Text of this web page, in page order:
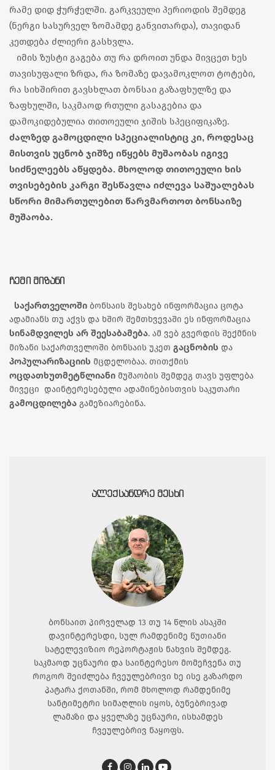
რამე დიდ ჭურჭელში. გარკვეული პერიოდის შემდეგ
(ნერგი სასურველ ზომამდე განვითარდა), თავიდან
კეთდება ძლიერი გასხვლა.
იმის ზუსტი გაგება თუ რა დროით უნდა მივცეთ ხეს
თავისუფალი ზრდა, რა ზომაზე დავამოკლოთ ტოტები,
რა სიხშირით გავსხლათ ბონსაი გაზაფხულზე და
ზაფხულში, საკმაოდ რთული გასაგებია და
დამოკიდებულია თითოეული ჯიშის სპეციფიკაზე.
ძალზედ გამოცდილი სპეციალისტიც კი, როდესაც
მისთვის უცნობ ჯიშზე იწყებს მუშაობას იგივე
სიძნელეებს აწყდება. მხოლოდ თითოეული ხის
თვისებების კარგი შესწავლა იძლევა საშუალებას
სწორი მიმართულებით წარვმართოთ ბონსაიზე
მუშაობა.
ᲩᲔᲛᲘ ᲛᲘᲖᲐᲜᲘ
საქართველოში ბონსაის შესახებ ინფორმაცია ცოტა
ადამიანს თუ აქვს და ხშირ შემთხვევაში ეს ინფორმაცია
სინამდვილეს არ შეესაბამება. ამ ვებ გვერდის შექმნის
მიზანი საქართველოში ბონსაის უკეთ გაცნობის და
პოპულარიზაციის მცდელობაა. თითქმის
ოცდათხუთმეტწლიანი მუშაობის შემდეგ თავს უფლება
მივეცი დაინტერესებული ადამინებისთვის საკუთარი
გამოცდილება გამეზიარებინა.
ᲐᲚᲔᲥᲡᲐᲜᲓᲠᲔ ᲛᲔᲡᲮᲘ
ბონსაით პირველად 13 თუ 14 წლის ასაკში
დავინტერესდი, სულ რამდენიმე წუთიანი
სატელევიზიო რეპორტაჟის ნახვის შემდეგ.
საკმაოდ უცნაური და საინტერესო მომეჩვენა თუ
როგორ შეიძლება ჩვეულებრივი ხე ისე გაზარდო
პატარა ქოთანში, რომ მხოლოდ რამდენიმე
სანტიმეტრი სიმაღლის იყოს, ბუნებრივად
ლამაზი და ყველაზე უცნაური, ისხამდეს
ჩვეულებრივ ნაყოფს.